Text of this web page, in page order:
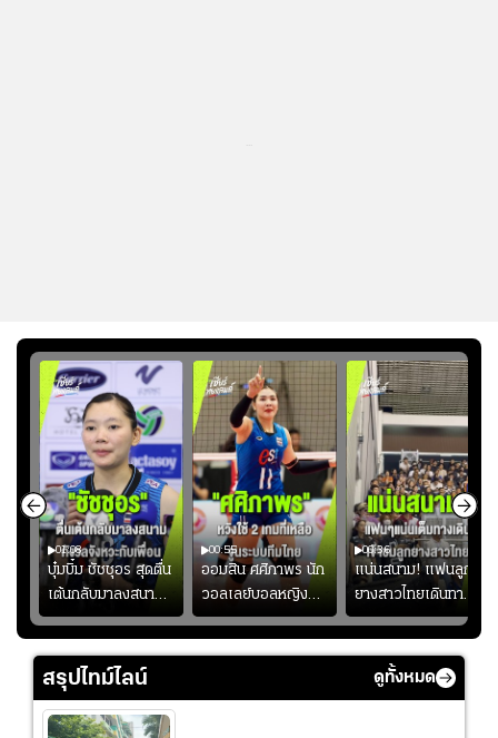
01:08
บุ๋มบิ๋ม ชัชชุอร สุดตื่น
เต้นกลับมาลงสนาม
ให้ทีมชาติ แอบกังวล
จังหวะไม่เข้ากับเพื่อน
00:55
ออมสิน ศศิภาพร นัก
วอลเลย์บอลหญิงทีม
ชาติไทย หวังใช้ 2
เกมที่เหลือ ปรับจู
00:36
แน่นสนาม! แฟนลูก
ยางสาวไทยเดินทาง
เข้ามาเชียร์สาวไทย
อย่างคึกคัก เพื่อให้
กำลังใจ ก่อนที่สาว
สรุปไทม์ไลน์ ดูทั้งหมด